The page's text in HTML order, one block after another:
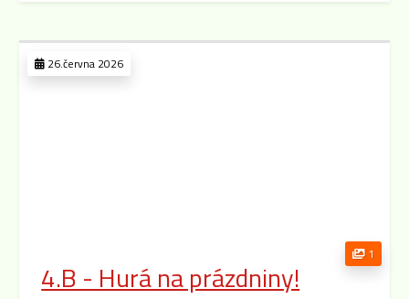
26.června 2026
1
4.B - Hurá na prázdniny!